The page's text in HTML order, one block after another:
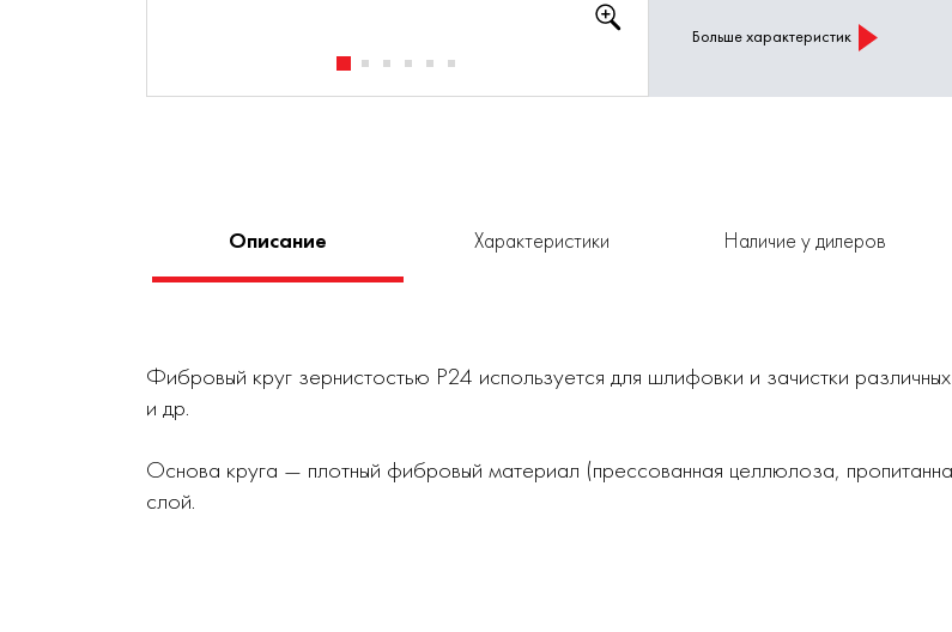
Больше характеристик
Описание Характеристики Наличие у дилеров
Фибровый круг зернистостью Р24 используется для шлифовки и зачистки
и др.
Основа круга — плотный фибровый материал (прессованная целлюлоза,
слой.